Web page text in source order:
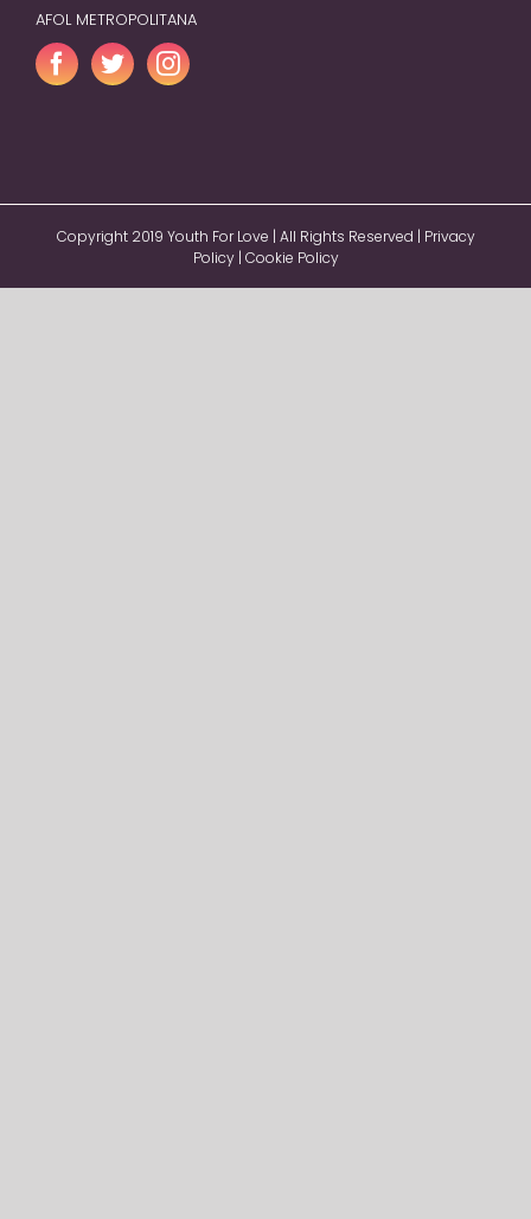
AFOL METROPOLITANA
Copyright 2019 Youth For Love | All Rights Reserved | Privacy
Policy| Cookie Policy